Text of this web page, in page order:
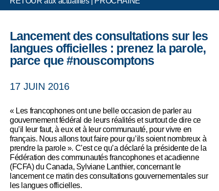
Lancement des consultations sur les
langues officielles : prenez la parole,
parce que #nouscomptons
17 JUIN 2016
« Les francophones ont une belle occasion de parler au
gouvernement fédéral de leurs réalités et surtout de dire ce
qu’il leur faut, à eux et à leur communauté, pour vivre en
français. Nous allons tout faire pour qu’ils soient nombreux à
prendre la parole ». C’est ce qu’a déclaré la présidente de la
Fédération des communautés francophones et acadienne
(FCFA) du Canada, Sylviane Lanthier, concernant le
lancement ce matin des consultations gouvernementales sur
les langues officielles.